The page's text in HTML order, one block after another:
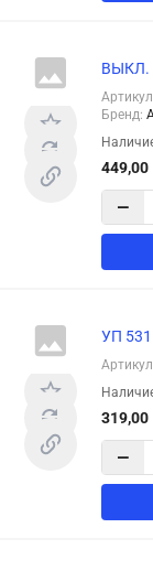
ВЫКЛ.
Артикул
Бренд:
449,00
−
УП
Артикул
319,00
−